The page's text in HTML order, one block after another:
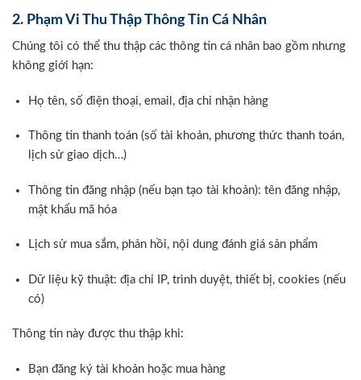
2. Phạm Vi Thu Thập Thông Tin Cá Nhân
Chúng tôi có thể thu thập các thông tin cá nhân bao gồm nhưng
không giới hạn:
Họ tên, số điện thoại, email, địa chỉ nhận hàng
Thông tin thanh toán (số tài khoản, phương thức thanh toán,
lịch sử giao dịch…)
Thông tin đăng nhập (nếu bạn tạo tài khoản): tên đăng nhập,
mật khẩu mã hóa
Lịch sử mua sắm, phản hồi, nội dung đánh giá sản phẩm
Dữ liệu kỹ thuật: địa chỉ IP, trình duyệt, thiết bị, cookies (nếu
có)
Thông tin này được thu thập khi:
Bạn đăng ký tài khoản hoặc mua hàng